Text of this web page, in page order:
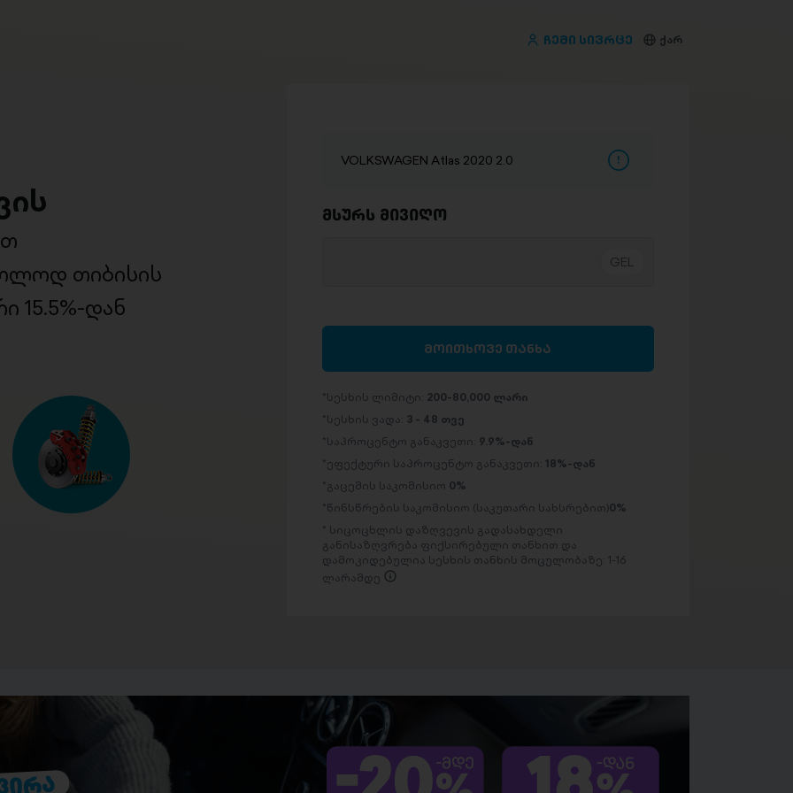
ჩემი სივრცე ქარ
თიბისის
15.5%-დან
VOLKSWAGEN Atlas 2020 2.0
მსურს მივიღო
მოითხოვე თანხა
სესხის ლიმიტი: 200-80,000 ლარი
სესხის ვადა: 3 - 48 თვე
საპროცენტო განაკვეთი: 9.9%-დან
ეფექტური საპროცენტო განაკვეთი: 18%-დან
გაცემის საკომისიო 0%
წინსწრების საკომისიო (საკუთარი სახსრებით)0%
სიცოცხლის დაზღვევის გადასახდელი
განისაზღვრება ფიქსირებული თანხით და
დამოკიდებულია სესხის თანხის მოცულობაზე: 1-16
ლარამდე